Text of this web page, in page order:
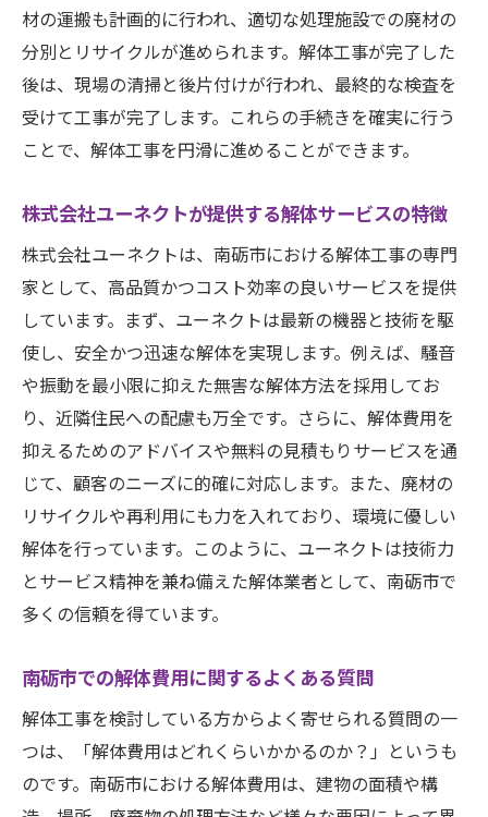
企業のオフィスビル解体で成功した費用削
減の手法
地域の古民家解体でのコストダウン事例
南砺市の公共施設解体での費用削減成功例
住宅街での解体工事でのトラブル回避事例
事例
地元業者との連携で成功した費用削減例
リサイクル業者との協力で実現したコスト
ダウン
住民との協力でスムーズに進んだ解体工事
事例
補助金を活用して費用を抑えた成功事例
短期間での効率的な解体工事の成功例
環境に配慮した解体で費用を削減した事例
材の運搬も計画的に行われ、適切な処理施設での廃材の
分別とリサイクルが進められます。解体工事が完了した
後は、現場の清掃と後片付けが行われ、最終的な検査を
受けて工事が完了します。これらの手続きを確実に行う
ことで、解体工事を円滑に進めることができます。
株式会社ユーネクトが提供する解体サービスの特徴
株式会社ユーネクトは、南砺市における解体工事の専門
家として、高品質かつコスト効率の良いサービスを提供
しています。まず、ユーネクトは最新の機器と技術を駆
使し、安全かつ迅速な解体を実現します。例えば、騒音
や振動を最小限に抑えた無害な解体方法を採用してお
り、近隣住民への配慮も万全です。さらに、解体費用を
抑えるためのアドバイスや無料の見積もりサービスを通
じて、顧客のニーズに的確に対応します。また、廃材の
リサイクルや再利用にも力を入れており、環境に優しい
解体を行っています。このように、ユーネクトは技術力
とサービス精神を兼ね備えた解体業者として、南砺市で
多くの信頼を得ています。
南砺市での解体費用に関するよくある質問
解体工事を検討している方からよく寄せられる質問の一
つは、「解体費用はどれくらいかかるのか？」というも
のです。南砺市における解体費用は、建物の面積や構